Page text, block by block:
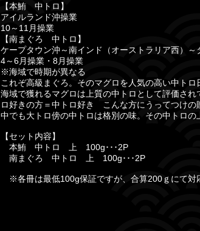
【本鮪 中トロ】
アイルランド沖操業
10～11月操業
【南まぐろ 中トロ】
ケープタウン沖～南インド（オーストラリア西）～
4～6月操業・8月操業
※海域で時期が異なる
これぞ高級まぐろ。そのマグロを人気の高い中ト
海域で獲れるマグロは上質の中トロとして評価さ
ロ好きの方＝中トロ好き こんな方にうってつけの
中でも大トロ傍の中トロは格別の味。その中トロの
【セット内容】
本鮪 中トロ 上 100g･･･2P
南まぐろ 中トロ 上 100g･･･2P
※各冊は最低100g保証ですが、合算200ｇにて対